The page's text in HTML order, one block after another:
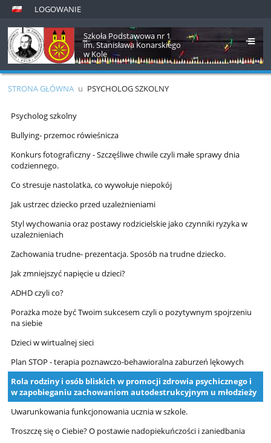
LOGOWANIE
Szkoła Podstawowa nr 1
im. Stanisława Konarskiego
w Kole
STRONA GŁÓWNA u PSYCHOLOG SZKOLNY
Psycholog
szkolny
Psycholog szkolny
Bullying- przemoc rówieśnicza
Konkurs fotograficzny - Szczęśliwe chwile czyli małe sprawy dnia
codziennego.
Co stresuje nastolatka, co wywołuje niepokój
Jak ustrzec dziecko przed uzależnieniami
Styl wychowania oraz postawy rodzicielskie jako czynniki ryzyka w
uzależnieniach
Zachowania trudne- prezentacja. Sposób na trudne dziecko.
Jak zmniejszyć napięcie u dzieci?
ADHD czyli co?
Porażka może być Twoim sukcesem czyli o pozytywnym spojrzeniu
na siebie
Dzieci w wirtualnej sieci
Plan STOP - terapia poznawczo-behawioralna zaburzeń lękowych
Rola rodziny i osób bliskich w promocji zdrowia psychicznego i
w zapobieganiu zachowaniom autodestrukcyjnym u młodzieży
Uwarunkowania funkcjonowania ucznia w szkole.
Troszczę się o Ciebie? O postawie nadopiekuńczości i zaniedbania